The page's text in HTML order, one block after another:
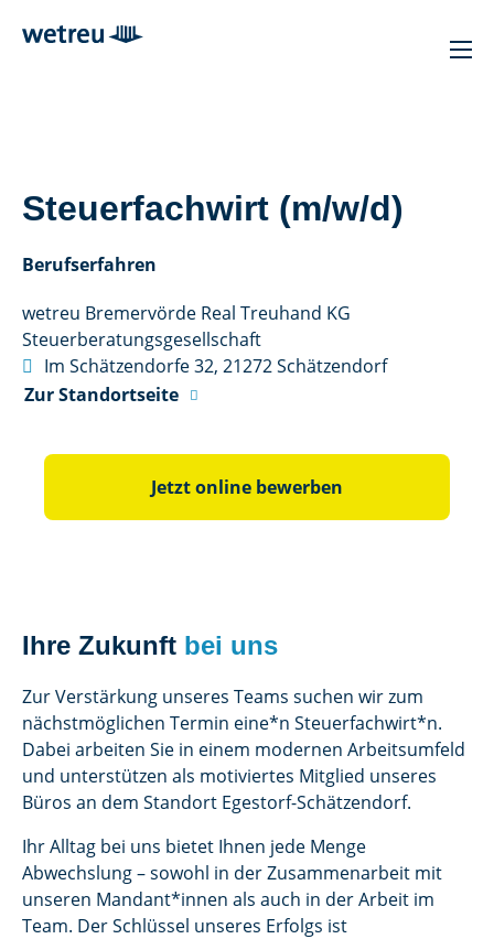
Steuerfachwirt (m/w/d)
Berufserfahren
wetreu Bremervörde Real Treuhand KG
Steuerberatungs­gesellschaft
 Im Schätzendorfe 32, 21272 Schätzendorf
Zur Standortseite
Jetzt online bewerben
Ihre Zukunft bei uns
Zur Verstärkung unseres Teams suchen wir zum
nächstmöglichen Termin eine*n Steuerfachwirt*n.
Dabei arbeiten Sie in einem modernen Arbeitsumfeld
und unterstützen als motiviertes Mitglied unseres
Büros an dem Standort Egestorf-Schätzendorf.
Ihr Alltag bei uns bietet Ihnen jede Menge
Abwechslung – sowohl in der Zusammenarbeit mit
unseren Mandant*innen als auch in der Arbeit im
Team. Der Schlüssel unseres Erfolgs ist